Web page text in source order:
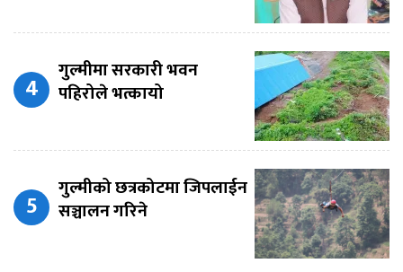
गुल्मीमा सरकारी भवन
पहिरोले भत्कायो
गुल्मीको छत्रकोटमा जिपलाईन
सञ्चालन गरिने